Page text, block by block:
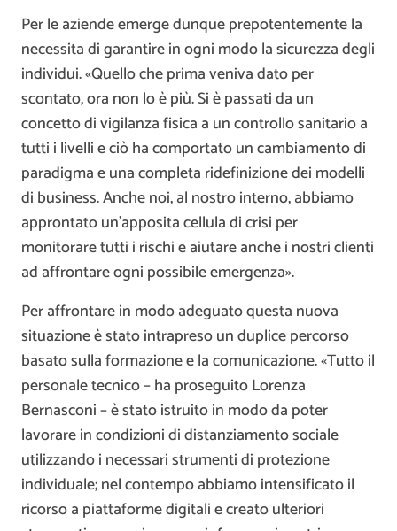
Per le aziende emerge dunque prepotentemente la
necessita di garantire in ogni modo la sicurezza degli
individui. «Quello che prima veniva dato per
scontato, ora non lo è più. Si è passati da un
concetto di vigilanza fisica a un controllo sanitario a
tutti i livelli e ciò ha comportato un cambiamento di
paradigma e una completa ridefinizione dei modelli
di business. Anche noi, al nostro interno, abbiamo
approntato un’apposita cellula di crisi per
monitorare tutti i rischi e aiutare anche i nostri clienti
ad affrontare ogni possibile emergenza».
Per affrontare in modo adeguato questa nuova
situazione è stato intrapreso un duplice percorso
basato sulla formazione e la comunicazione. «Tutto il
personale tecnico – ha proseguito Lorenza
Bernasconi – è stato istruito in modo da poter
lavorare in condizioni di distanziamento sociale
utilizzando i necessari strumenti di protezione
individuale; nel contempo abbiamo intensificato il
ricorso a piattaforme digitali e creato ulteriori